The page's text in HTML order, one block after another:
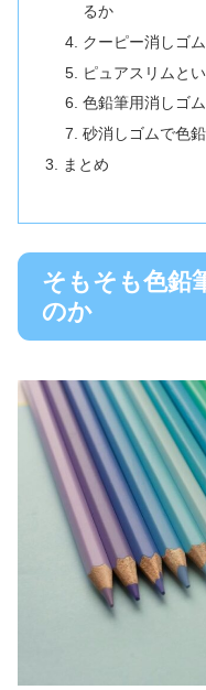
るか
クーピー消しゴ
ピュアスリムと
色鉛筆用消しゴ
砂消しゴムで色
まとめ
そもそも色鉛
のか